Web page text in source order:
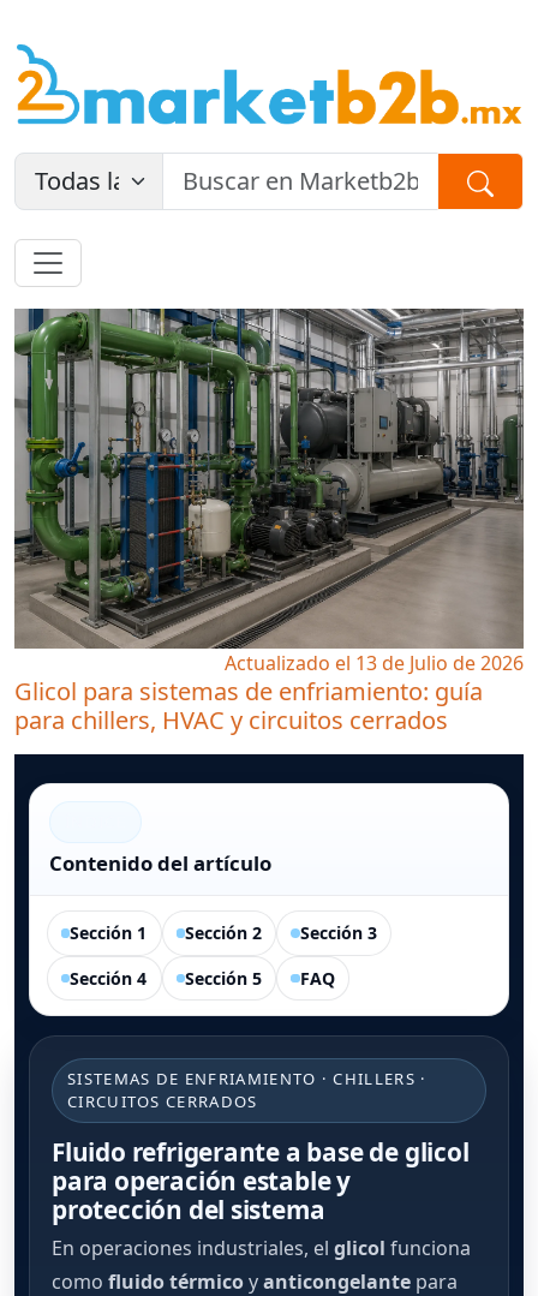
Actualizado el 13 de Julio de 2026
Glicol para sistemas de enfriamiento: guía
para chillers, HVAC y circuitos cerrados
Contenido del artículo
Sección 1 Sección 2
Sección 3
Sección 4
Sección 5 FAQ
SISTEMAS DE ENFRIAMIENTO · CHILLERS ·
CIRCUITOS CERRADOS
Fluido refrigerante a base de glicol
para operación estable y
protección del sistema
En operaciones industriales, el glicol funciona
como fluido térmicoyanticongelante para